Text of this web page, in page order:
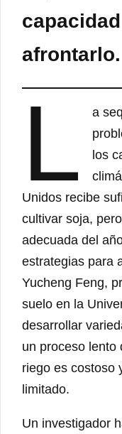
afrontarlo.
L
a
los
Unidos recibe
cultivar soja,
adecuada del
estrategias para
Yucheng Feng,
suelo en la
desarrollar
un proceso lento
riego es costoso
limitado.
Un investigador